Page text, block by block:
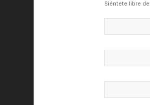
Siéntete libre